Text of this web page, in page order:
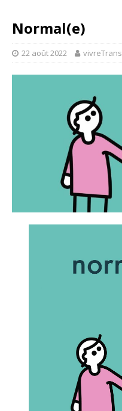
Normal(e)
22 août 2022 vivreTrans